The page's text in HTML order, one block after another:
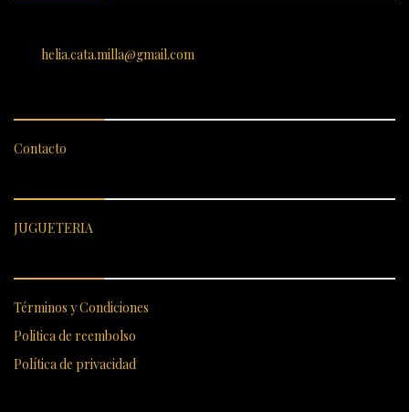
helia.cata.milla@gmail.com
Contacto
JUGUETERIA
Términos y Condiciones
Politica de reembolso
Política de privacidad